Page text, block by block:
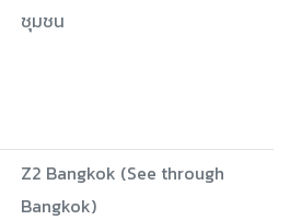
ชุมชน
Z2 Bangkok (See through
Bangkok)